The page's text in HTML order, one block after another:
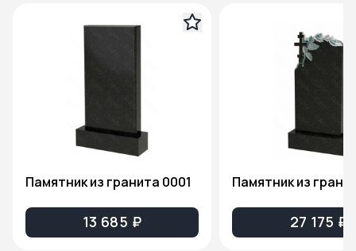
Памятник из гранита 0001
13 685 ₽ 27 175 ₽